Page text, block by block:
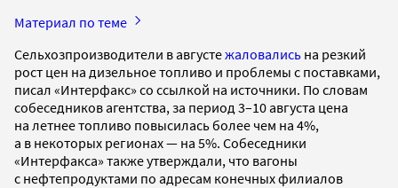
Материал по теме
Сельхозпроизводители в августежаловались на резкий
рост цен на дизельное топливо и проблемы с поставками,
писал «Интерфакс» со ссылкой на источники. По словам
собеседников агентства, за период 3–10 августа цена
на летнее топливо повысилась более чем на 4%,
а в некоторых регионах — на 5%. Собеседники
«Интерфакса» также утверждали, что вагоны
с нефтепродуктами по адресам конечных филиалов